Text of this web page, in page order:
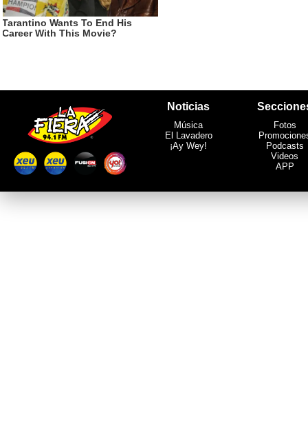
Noticias
Música
El Lavadero
¡Ay Wey!
Fotos
Podcasts
Videos
APP